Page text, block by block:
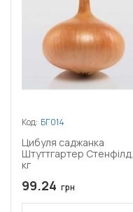
Код: БГ014
Цибуля саджанка
Штуттгартер Стенфілд,
кг
99.24 грн